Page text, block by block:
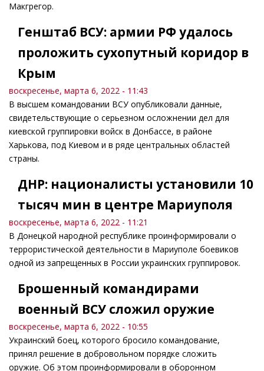
Макгрегор.
Генштаб ВСУ: армии РФ удалось
проложить сухопутный коридор в
Крым
воскресенье, марта 6, 2022 - 11:43
В высшем командовании ВСУ опубликовали данные,
свидетельствующие о серьезном осложнении дел для
киевской группировки войск в Донбассе, в районе
Харькова, под Киевом и в ряде центральных областей
страны.
ДНР: националисты установили 10
тысяч мин в центре Мариуполя
воскресенье, марта 6, 2022 - 11:21
В Донецкой народной республике проинформировали о
террористической деятельности в Мариуполе боевиков
одной из запрещенных в России украинских группировок.
Брошенный командирами
военный ВСУ сложил оружие
воскресенье, марта 6, 2022 - 10:55
Украинский боец, которого бросило командование,
принял решение в добровольном порядке сложить
оружие. Об этом проинформировали в оборонном